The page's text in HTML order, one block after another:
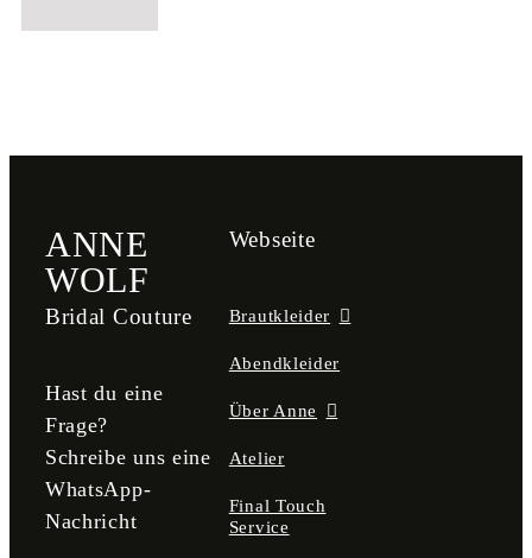
ANNE
WOLF
Bridal Couture
Hast du eine
Frage?
Schreibe uns eine
WhatsApp-
Nachricht
Webseite
Brautkleider
Abendkleider
Über Anne
Atelier
Final Touch
Service